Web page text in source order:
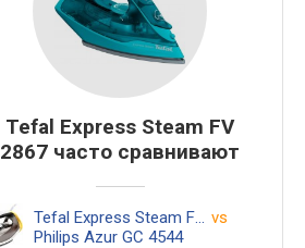
Tefal Express Steam FV
2867 часто сравнивают
Tefal Express Steam FV 2867 vs
Philips Azur GC 4544